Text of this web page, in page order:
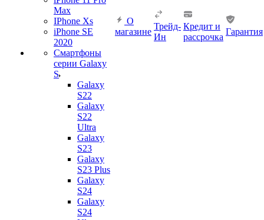
Max
IPhone Xs
iPhone SE
2020
Смартфоны
серии Galaxy
S
Galaxy
S22
Galaxy
S22
Ultra
Galaxy
S23
Galaxy
S23 Plus
Galaxy
S24
Galaxy
S24
О
магазине
Трейд-
Ин
Кредит и
рассрочка
Гарантия